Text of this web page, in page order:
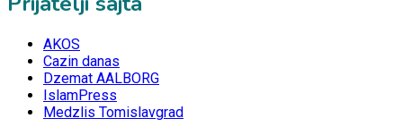
AKOS
Cazin danas
Dzemat AALBORG
IslamPress
Medzlis Tomislavgrad